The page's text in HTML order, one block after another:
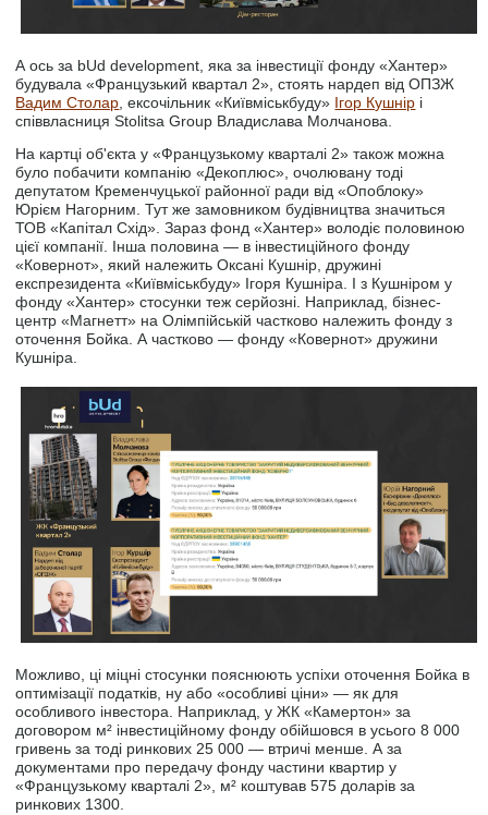
А ось за bUd development, яка за інвестиції фонду «Хантер»
будувала «Французький квартал 2», стоять нардеп від ОПЗЖ
Вадим Столар, ексочільник «Київміськбуду» Ігор Кушнір і
співвласниця Stolitsa Group Владислава Молчанова.
На картці об'єкта у «Французькому кварталі 2» також можна
було побачити компанію «Декоплюс», очолювану тоді
депутатом Кременчуцької районної ради від «Опоблоку»
Юрієм Нагорним. Тут же замовником будівництва значиться
ТОВ «Капітал Схід». Зараз фонд «Хантер» володіє половиною
цієї компанії. Інша половина — в інвестиційного фонду
«Ковернот», який належить Оксані Кушнір, дружині
експрезидента «Київміськбуду» Ігоря Кушніра. І з Кушніром у
фонду «Хантер» стосунки теж серйозні. Наприклад, бізнес-
центр «Магнетт» на Олімпійській частково належить фонду з
оточення Бойка. А частково — фонду «Ковернот» дружини
Кушніра.
Можливо, ці міцні стосунки пояснюють успіхи оточення Бойка в
оптимізації податків, ну або «особливі ціни» — як для
особливого інвестора. Наприклад, у ЖК «Камертон» за
договором м² інвестиційному фонду обійшовся в усього 8 000
гривень за тоді ринкових 25 000 — втричі менше. А за
документами про передачу фонду частини квартир у
«Французькому кварталі 2», м² коштував 575 доларів за
ринкових 1300.